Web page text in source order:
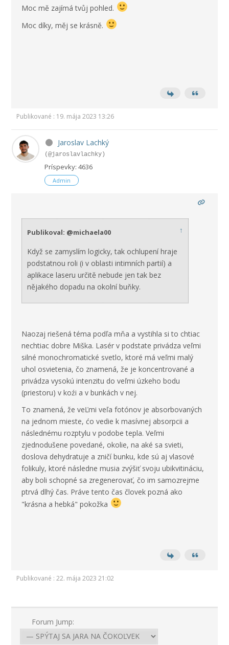
Moc mě zajímá tvůj pohled.
Moc díky, měj se krásně.
Publikované : 19. mája 2023 13:26
Jaroslav Lachký
(@jaroslavlachky)
Príspevky: 4636
Admin
Publikoval: @michaela00 ↑
Když se zamyslím logicky, tak ochlupení hraje
podstatnou roli (i v oblasti intimních partií) a
aplikace laseru určitě nebude jen tak bez
nějakého dopadu na okolní buňky.
Naozaj riešená téma podľa mňa a vystihla si to chtiac
nechtiac dobre Miška. Lasér v podstate privádza veľmi
silné monochromatické svetlo, ktoré má veľmi malý
uhol osvietenia, čo znamená, že je koncentrované a
privádza vysokú intenzitu do veľmi úzkeho bodu
(priestoru) v koźi a v bunkách v nej.
To znamená, že veĽmi veľa fotónov je absorbovaných
na jednom mieste, ćo vedie k masívnej absorpcii a
následnému rozptylu v podobe tepla. Veľmi
zjednodušene povedané, okolie, na aké sa svieti,
doslova dehydratuje a zničí bunku, kde sú aj vlasové
folikuly, ktoré následne musia zvýšiť svoju ubikvitináciu,
aby boli schopné sa zregenerovať, čo im samozrejme
ptrvá dlhý čas. Práve tento čas človek pozná ako
"krásna a hebká" pokožka
Publikované : 22. mája 2023 21:02
Forum Jump: